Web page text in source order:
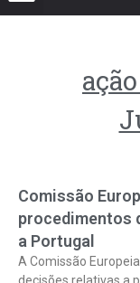
Comissão
procedimentos
a Portugal
A Comissão